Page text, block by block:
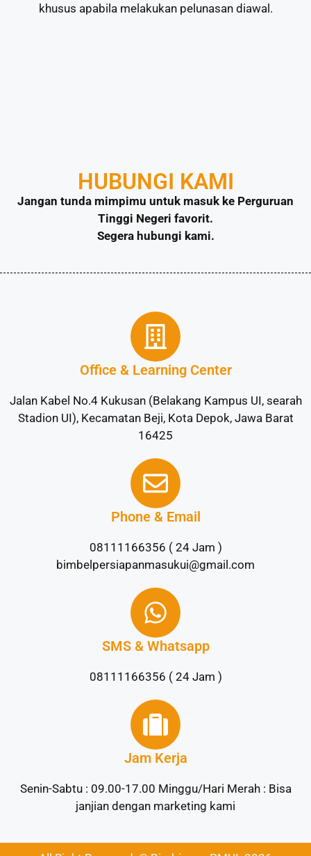
khusus apabila melakukan pelunasan diawal.
HUBUNGI KAMI
Jangan tunda mimpimu untuk masuk ke Perguruan
Tinggi Negeri favorit.
Segera hubungi kami.
Office & Learning Center
Jalan Kabel No.4 Kukusan (Belakang Kampus UI, searah
Stadion UI), Kecamatan Beji, Kota Depok, Jawa Barat
16425
Phone & Email
08111166356 ( 24 Jam )
bimbelpersiapanmasukui@gmail.com
SMS & Whatsapp
08111166356 ( 24 Jam )
Jam Kerja
Senin-Sabtu : 09.00-17.00 Minggu/Hari Merah : Bisa
janjian dengan marketing kami